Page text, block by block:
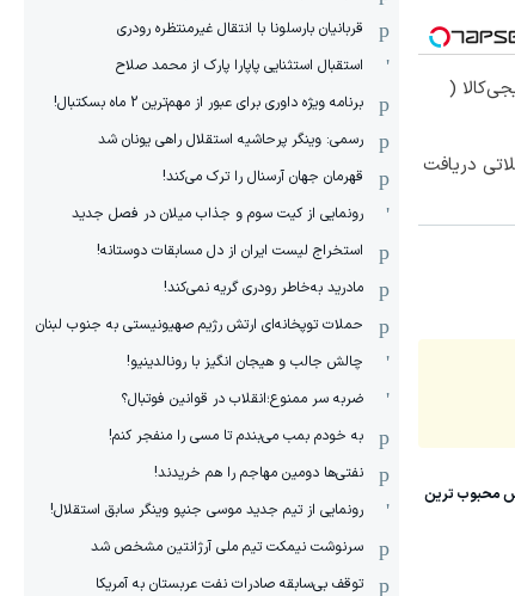
(
دریافت
قربانیان بارسلونا با انتقال غیرمنتظره رودری
استقبال استثنایی پاپارا پارک از محمد صلاح
برنامه ویژه داوری برای عبور از مهم‌ترین 2 ماه بسکتبال!
رسمی: وینگر پرحاشیه استقلال راهی یونان شد
قهرمان جهان آرسنال را ترک می‌کند!
رونمایی از کیت سوم و جذاب میلان در فصل جدید
استخراج لیست ایران از دل مسابقات دوستانه!
مادرید به‌خاطر رودری گریه نمی‌کند!
حملات توپخانه‌ای ارتش رژیم صهیونیستی به جنوب لبنان
چالش جالب و هیجان انگیز با رونالدینیو!
ضربه سر ممنوع؛انقلاب در قوانین فوتبال؟
به خودم بمب می‌بندم تا مسی را منفجر کنم!
نفتی‌ها دومین مهاجم را هم خریدند!
رونمایی از تیم جدید موسی جنپو وینگر سابق استقلال!
سرنوشت نیمکت تیم ملی آرژانتین مشخص شد
توقف بی‌سابقه صادرات نفت عربستان به آمریکا